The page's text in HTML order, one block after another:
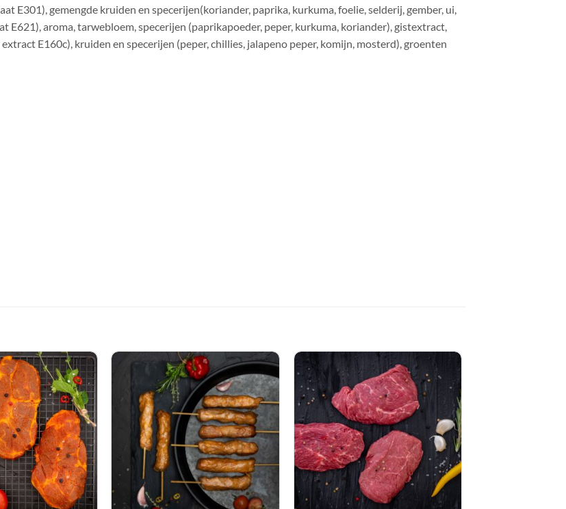
E301), gemengde kruiden en specerijen(koriander, paprika, kurkuma, foelie, selderij, gember, ui,
aroma, tarwebloem, specerijen (paprikapoeder, peper, kurkuma, koriander), gistextract,
E160c), kruiden en specerijen (peper, chillies, jalapeno peper, komijn, mosterd), groenten